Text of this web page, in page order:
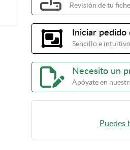
Revisión de tu
Iniciar
Sencillo e
Necesito un
Apóyate en
Puedes